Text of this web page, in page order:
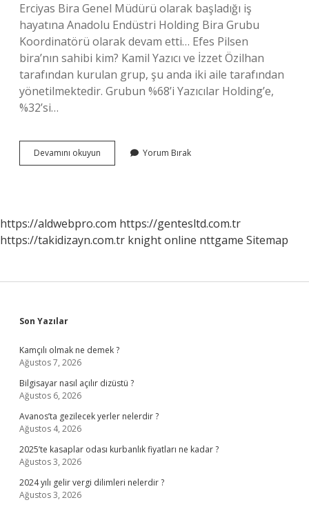
Erciyas Bira Genel Müdürü olarak başladığı iş
hayatına Anadolu Endüstri Holding Bira Grubu
Koordinatörü olarak devam etti… Efes Pilsen
bira’nın sahibi kim? Kamil Yazıcı ve İzzet Özilhan
tarafından kurulan grup, şu anda iki aile tarafından
yönetilmektedir. Grubun %68’i Yazıcılar Holding’e,
%32’si…
Devamını okuyun
Sahibi
Yorum Bırak
https://aldwebpro.com https://gentesltd.com.tr
https://takidizayn.com.tr knight online nttgame Sitemap
Sidebar
Son Yazılar
Kamçılı olmak ne demek ?
Ağustos 7, 2026
Bilgisayar nasıl açılır dizüstü ?
Ağustos 6, 2026
Avanos’ta gezilecek yerler nelerdir ?
Ağustos 4, 2026
2025’te kasaplar odası kurbanlık fiyatları ne kadar ?
Ağustos 3, 2026
2024 yılı gelir vergi dilimleri nelerdir ?
Ağustos 3, 2026